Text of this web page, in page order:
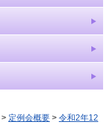
> 定例会概要 > 令和2年12